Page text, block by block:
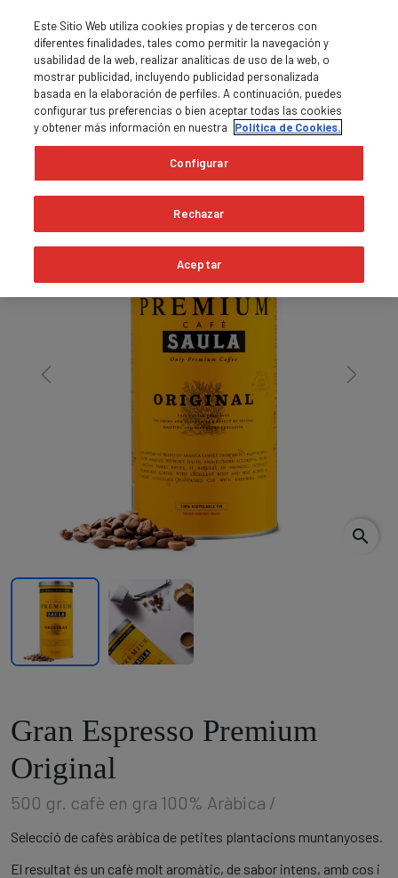
MENU 
Previous Next
search
Gran Espresso Premium
Original
500 gr. cafè en gra 100% Aràbica /
Selecció de cafès aràbica de petites plantacions muntanyoses.
El resultat és un cafè molt aromàtic, de sabor intens, amb cos i
Este Sitio Web utiliza cookies propias y de terceros con
diferentes finalidades, tales como permitir la navegación y
usabilidad de la web, realizar analíticas de uso de la web, o
mostrar publicidad, incluyendo publicidad personalizada
basada en la elaboración de perfiles. A continuación, puedes
configurar tus preferencias o bien aceptar todas las cookies
y obtener más información en nuestra
Política de Cookies.
Configurar
Rechazar
Aceptar